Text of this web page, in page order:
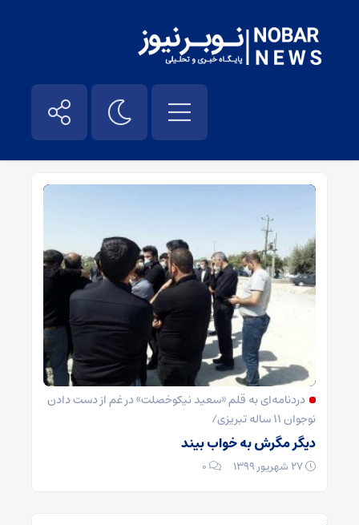
مرگ نوجوان تبریزی – نوبر نیوز
دردنامه‌ای به قلم «سعید نیکوخصلت» در غم از دست دادن
نوجوان ۱۱ ساله تبریزی/
دیگر مگرش به خواب بیند
۰